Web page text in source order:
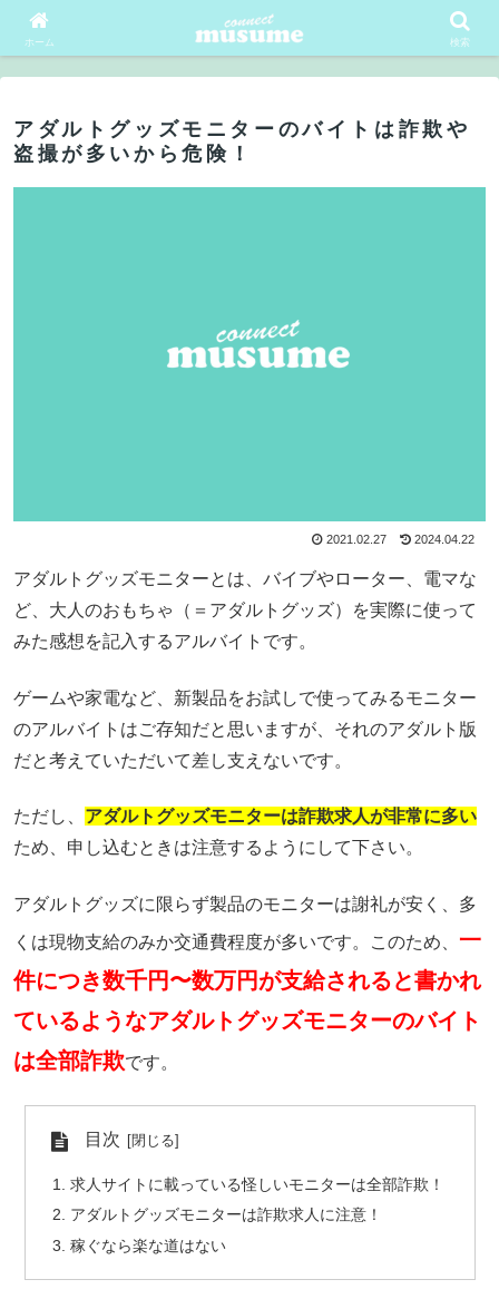
アダルトグッズモニターのバイトは詐欺や
盗撮が多いから危険！
2021.02.27 2024.04.22
アダルトグッズモニターとは、バイブやローター、電マな
ど、大人のおもちゃ（＝アダルトグッズ）を実際に使って
みた感想を記入するアルバイトです。
ゲームや家電など、新製品をお試しで使ってみるモニター
のアルバイトはご存知だと思いますが、それのアダルト版
だと考えていただいて差し支えないです。
ただし、 アダルトグッズモニターは詐欺求人が非常に多い
ため、申し込むときは注意するようにして下さい。
アダルトグッズに限らず製品のモニターは謝礼が安く、多
くは現物支給のみか交通費程度が多いです。このため、 一
件につき数千円〜数万円が支給されると書かれ
ているようなアダルトグッズモニターのバイト
は全部詐欺です。
目次
求人サイトに載っている怪しいモニターは全部詐欺！
アダルトグッズモニターは詐欺求人に注意！
稼ぐなら楽な道はない
ホーム 検索